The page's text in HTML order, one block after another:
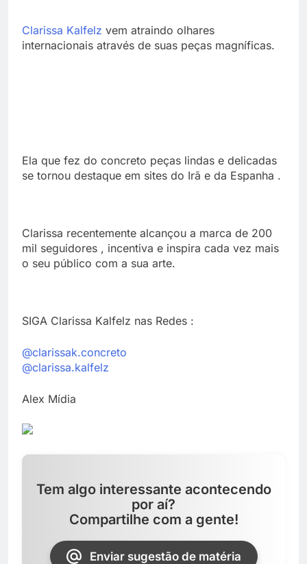
Clarissa Kalfelz vem atraindo olhares
internacionais através de suas peças magníficas.
Ela que fez do concreto peças lindas e delicadas
se tornou destaque em sites do Irã e da Espanha .
Clarissa recentemente alcançou a marca de 200
mil seguidores , incentiva e inspira cada vez mais
o seu público com a sua arte.
SIGA Clarissa Kalfelz nas Redes :
@clarissak.concreto
@clarissa.kalfelz
Alex Mídia
Tem algo interessante acontecendo
por aí?
Compartilhe com a gente!
Enviar sugestão de matéria